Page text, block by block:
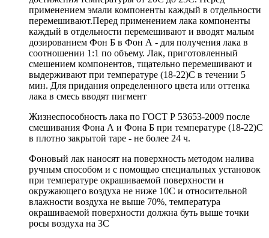
применением эмали компоненты каждый в отдельности
перемешивают.Перед применением лака компоненты
каждый в отдельности перемешивают и вводят малым
дозированием Фон Б в Фон А - для получения лака в
соотношении 1:1 по объему. Лак, приготовленный
смешением компонентов, тщательно перемешивают и
выдерживают при температуре (18-22)С в течении 5
мин. Для придания определенного цвета или оттенка
лака в смесь вводят пигмент
Жизнеспособность лака по ГОСТ Р 53653-2009 после
смешивания Фона А и Фона Б при температуре (18-22)С
в плотно закрытой таре - не более 24 ч.
Фоновый лак наносят на поверхность методом налива
ручным способом и с помощью специальных установок
при температуре окрашиваемой поверхности и
окружающего воздуха не ниже 10С и относительной
влажности воздуха не выше 70%, температура
окрашиваемой поверхности должна буть выше точки
росы воздуха на 3С